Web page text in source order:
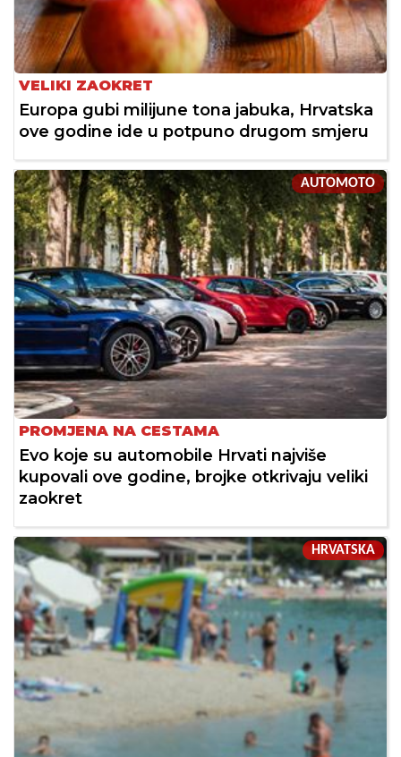
VELIKI ZAOKRET
Europa gubi milijune tona jabuka, Hrvatska
ove godine ide u potpuno drugom smjeru
AUTOMOTO
PROMJENA NA CESTAMA
Evo koje su automobile Hrvati najviše
kupovali ove godine, brojke otkrivaju veliki
zaokret
HRVATSKA